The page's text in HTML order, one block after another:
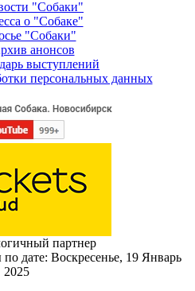
"Собаки"
о "Собаке"
"Собаки"
анонсов
выступлений
персональных данных
партнер
дате: Воскресенье, 19 Январь
2025